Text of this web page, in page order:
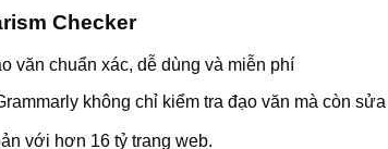
Checker
không chỉ kiểm tra đạo văn mà còn
với hơn 16 tỷ trang web.